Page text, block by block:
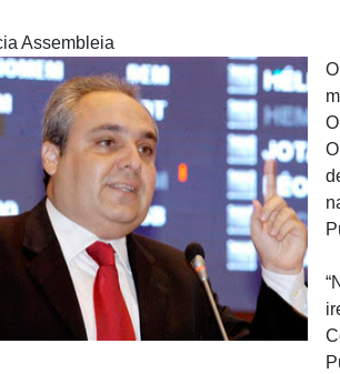
Assembleia